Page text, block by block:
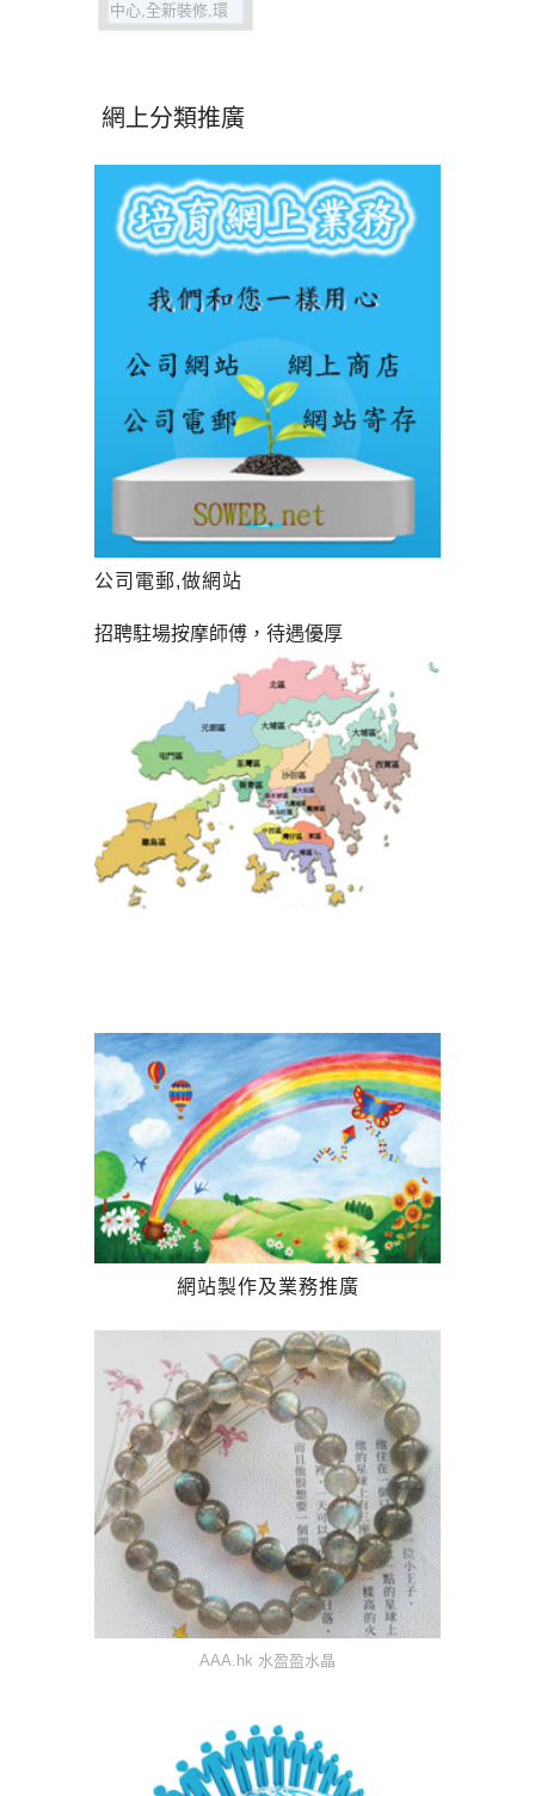
中心,全新裝修,環
境舒適優雅,正宗推
角,記得上黎試下
網上分類推廣
公司電郵,做網站
招聘駐場按摩師傅，待遇優厚
網站製作及業務推廣
AAA.hk 水盈盈水晶